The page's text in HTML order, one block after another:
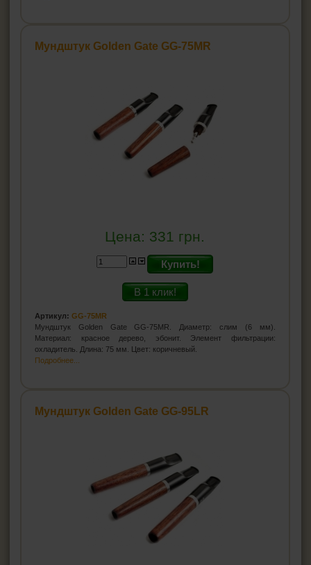
Мундштук Golden Gate GG-75MR
Цена: 331 грн.
Купить!
В 1 клик!
Артикул: GG-75MR
Мундштук Golden Gate GG-75MR. Диаметр: слим (6 мм).
Материал: красное дерево, эбонит. Элемент фильтрации:
охладитель. Длина: 75 мм. Цвет: коричневый.
Подробнее...
Мундштук Golden Gate GG-95LR